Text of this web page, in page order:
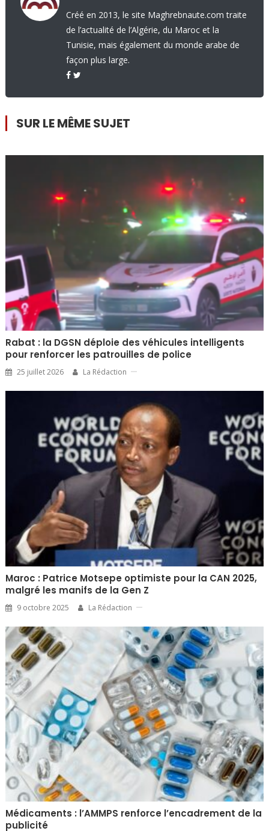
Créé en 2013, le site Maghrebnaute.com traite
de l’actualité de l’Algérie, du Maroc et la
Tunisie, mais également du monde arabe de
façon plus large.
SUR LE MÊME SUJET
Rabat : la DGSN déploie des véhicules intelligents
pour renforcer les patrouilles de police
25 juillet 2026 La Rédaction
Maroc : Patrice Motsepe optimiste pour la CAN 2025,
malgré les manifs de la Gen Z
9 octobre 2025 La Rédaction
Médicaments : l’AMMPS renforce l’encadrement de la
publicité